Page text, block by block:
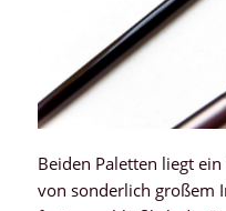
Beiden Paletten liegt ein
von sonderlich großem